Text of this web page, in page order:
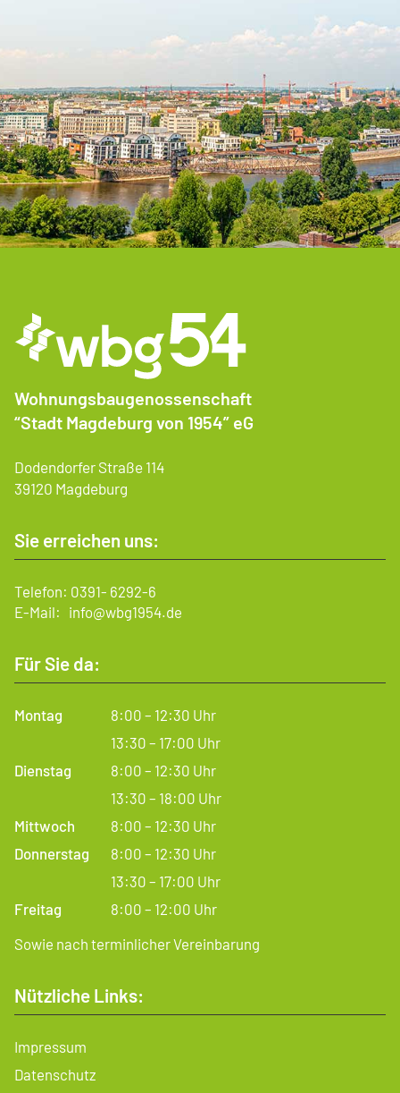
Wohnungsbaugenossenschaft
“Stadt Magdeburg von 1954” eG
Dodendorfer Straße 114
39120 Magdeburg
Sie erreichen uns:
Telefon: 0391- 6292-6
E-Mail: info@wbg1954.de
Für Sie da:
Montag
8:00 – 12:30 Uhr
13:30 – 17:00 Uhr
Dienstag
8:00 – 12:30 Uhr
13:30 – 18:00 Uhr
Mittwoch
8:00 – 12:30 Uhr
Donnerstag
8:00 – 12:30 Uhr
13:30 – 17:00 Uhr
Freitag
8:00 – 12:00 Uhr
Sowie nach terminlicher Vereinbarung
Nützliche Links:
Impressum
Datenschutz